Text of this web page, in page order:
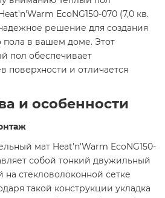
EcoNG150-070 (7,0 кв.
решение для создания
пола в вашем доме. Этот
пол обеспечивает
поверхности и отличается
и особенности
мат Heat'n'Warm EcoNG150-
собой тонкий двужильный
на стекловолоконной сетке
такой конструкции укладка